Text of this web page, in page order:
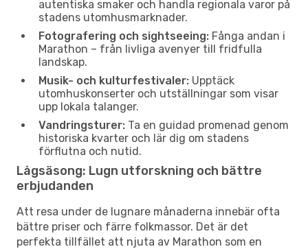
autentiska smaker och handla regionala varor på
stadens utomhusmarknader.
Fotografering och sightseeing: Fånga andan i
Marathon – från livliga avenyer till fridfulla
landskap.
Musik- och kulturfestivaler: Upptäck
utomhuskonserter och utställningar som visar
upp lokala talanger.
Vandringsturer: Ta en guidad promenad genom
historiska kvarter och lär dig om stadens
förflutna och nutid.
Lågsäsong: Lugn utforskning och bättre
erbjudanden
Att resa under de lugnare månaderna innebär ofta
bättre priser och färre folkmassor. Det är det
perfekta tillfället att njuta av Marathon som en